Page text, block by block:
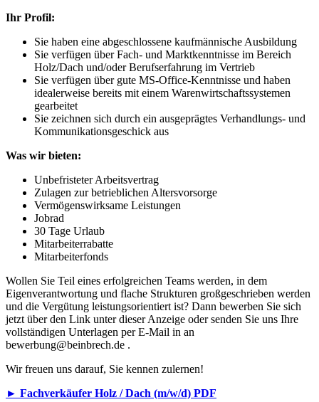
Ihr Profil:
Sie haben eine abgeschlossene kaufmännische Ausbildung
Sie verfügen über Fach- und Marktkenntnisse im Bereich
Holz/Dach und/oder Berufserfahrung im Vertrieb
Sie verfügen über gute MS-Office-Kenntnisse und haben
idealerweise bereits mit einem Warenwirtschaftssystemen
gearbeitet
Sie zeichnen sich durch ein ausgeprägtes Verhandlungs- und
Kommunikationsgeschick aus
Was wir bieten:
Unbefristeter Arbeitsvertrag
Zulagen zur betrieblichen Altersvorsorge
Vermögenswirksame Leistungen
Jobrad
30 Tage Urlaub
Mitarbeiterrabatte
Mitarbeiterfonds
Wollen Sie Teil eines erfolgreichen Teams werden, in dem
Eigenverantwortung und flache Strukturen großgeschrieben werden
und die Vergütung leistungsorientiert ist? Dann bewerben Sie sich
jetzt über den Link unter dieser Anzeige oder senden Sie uns Ihre
vollständigen Unterlagen per E-Mail in an
bewerbung@beinbrech.de .
Wir freuen uns darauf, Sie kennen zulernen!
► Fachverkäufer Holz / Dach (m/w/d) PDF